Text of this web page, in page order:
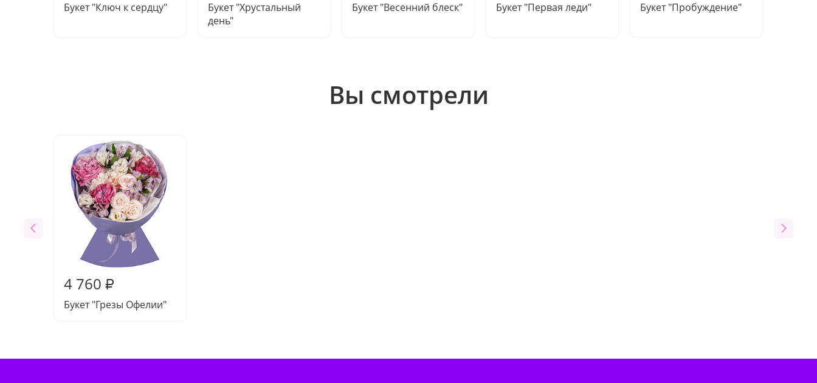
Букет "Ключ к сердцу"
Букет "Хрустальный
день"
Букет "Весенний блеск" Букет "Первая леди" Букет "Пробуждение"
Вы смотрели
4 760 ₽
Букет "Грезы Офелии"